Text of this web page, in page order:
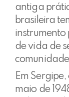
antiga
brasileira
de vida de
Em
maio de